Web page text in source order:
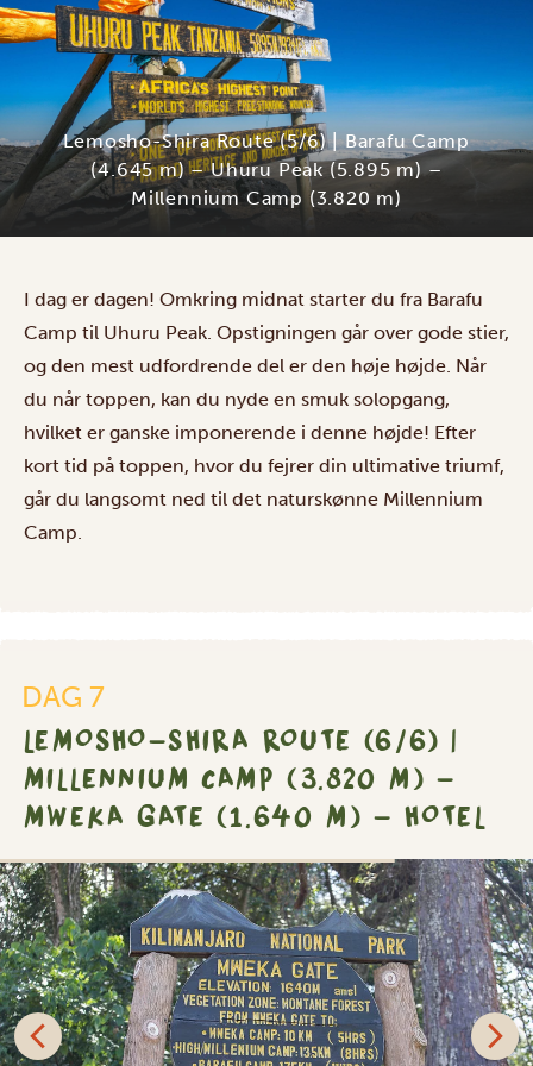
Lemosho-Shira Route (5/6) | Barafu Camp
(4.645 m) – Uhuru Peak (5.895 m) –
Millennium Camp (3.820 m)
I dag er dagen! Omkring midnat starter du fra Barafu
Camp til Uhuru Peak. Opstigningen går over gode stier,
og den mest udfordrende del er den høje højde. Når
du når toppen, kan du nyde en smuk solopgang,
hvilket er ganske imponerende i denne højde! Efter
kort tid på toppen, hvor du fejrer din ultimative triumf,
går du langsomt ned til det naturskønne Millennium
Camp.
DAG 7
LEMOSHO-SHIRA ROUTE (6/6) |
MILLENNIUM CAMP (3.820 M) –
MWEKA GATE (1.640 M) – HOTEL